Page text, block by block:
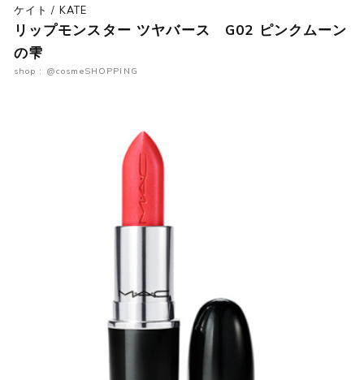
ケイト / KATE
リップモンスター ツヤバース G02 ピンクムーン
の雫
shop : @cosmeSHOPPING